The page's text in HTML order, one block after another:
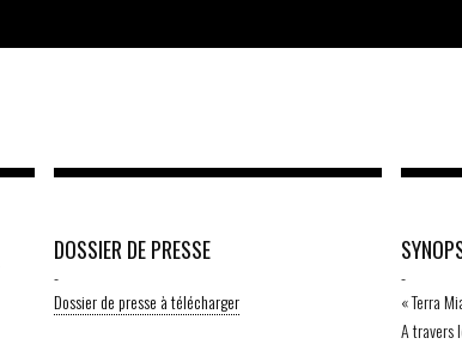
DOSSIER DE PRESSE
-
Dossier de presse à télécharger
-
« Terra
A travers